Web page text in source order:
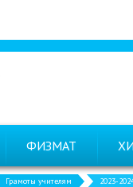
ФИЗМАТ
Грамоты учителям 2023-